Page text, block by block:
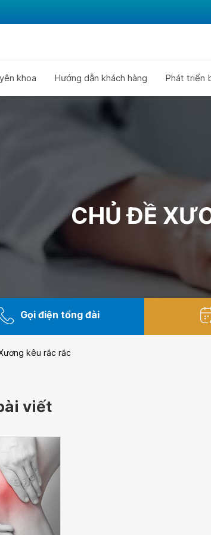
khoa Hướng dẫn khách hàng Phát triển
CHỦ ĐỀ
Gọi điện tổng đài
kêu rắc rắc
viết